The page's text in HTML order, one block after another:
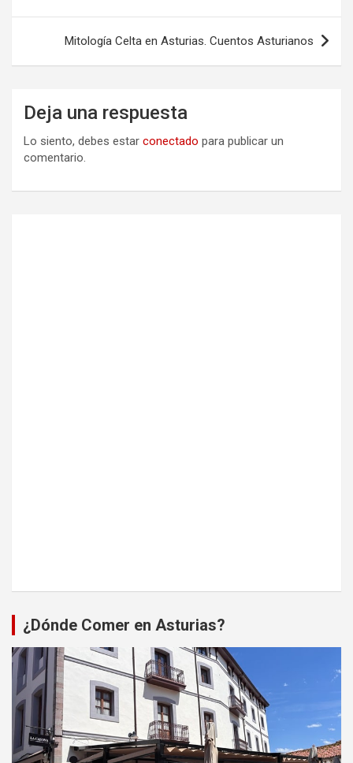
entradasMitología Celta en Asturias. Cuentos Asturianos
Deja una respuesta
Lo siento, debes estar conectado para publicar un
comentario.
¿Dónde Comer en Asturias?